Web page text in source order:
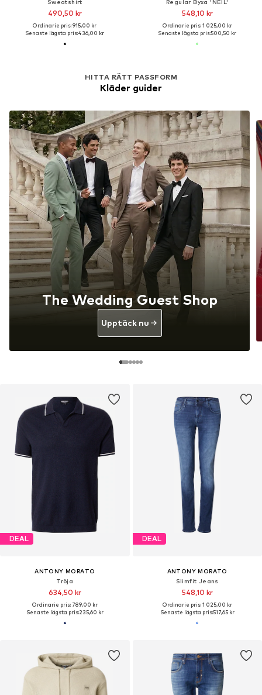
Sweatshirt
490,50 kr
Ordinarie pris: 915,00 kr
Senaste lägsta pris:436,00 kr
Regular Byxa 'NEIL'
548,10 kr
Ordinarie pris: 1 025,00 kr
Senaste lägsta pris:500,50 kr
DEAL
ANTONY MORATO
Tröja
634,50 kr
Ordinarie pris: 789,00 kr
Senaste lägsta pris:235,60 kr
DEAL
ANTONY MORATO
Slimfit Jeans
548,10 kr
Ordinarie pris: 1 025,00 kr
Senaste lägsta pris:517,65 kr
HITTA RÄTT PASSFORM
Kläder guider
The Wedding Guest Shop
Upptäck nu